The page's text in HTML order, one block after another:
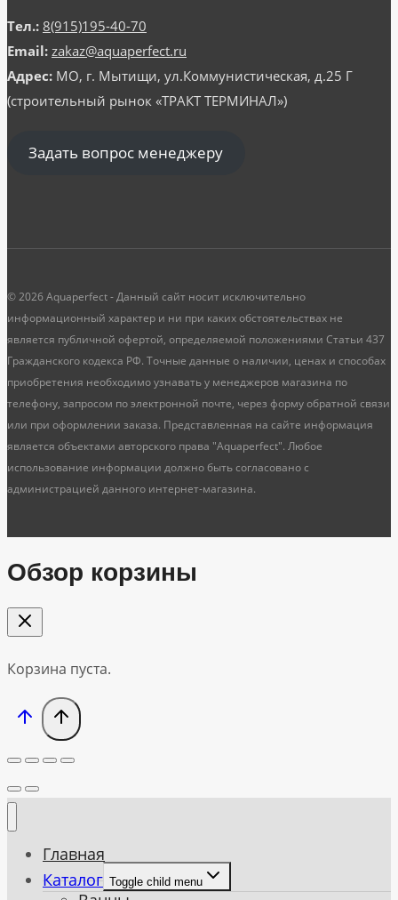
Тел.: 8(915)195-40-70
Email: zakaz@aquaperfect.ru
Адрес: МО, г. Мытищи, ул.Коммунистическая, д.25 Г
(строительный рынок «ТРАКТ ТЕРМИНАЛ»)
Задать вопрос менеджеру
© 2026 Aquaperfect - Данный сайт носит исключительно
информационный характер и ни при каких обстоятельствах не
является публичной офертой, определяемой положениями Статьи 437
Гражданского кодекса РФ. Точные данные о наличии, ценах и способах
приобретения необходимо узнавать у менеджеров магазина по
телефону, запросом по электронной почте, через форму обратной связи
или при оформлении заказа. Представленная на сайте информация
является объектами авторского права "Aquaperfect". Любое
использование информации должно быть согласовано с
администрацией данного интернет-магазина.
Обзор корзины
Корзина пуста.
Главная
Каталог Toggle child menu